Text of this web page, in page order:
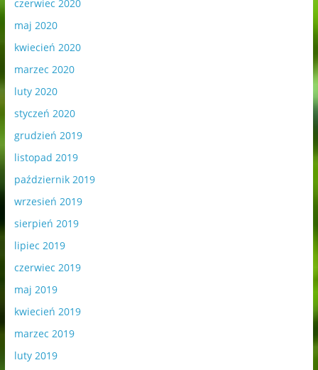
czerwiec 2020
maj 2020
kwiecień 2020
marzec 2020
luty 2020
styczeń 2020
grudzień 2019
listopad 2019
październik 2019
wrzesień 2019
sierpień 2019
lipiec 2019
czerwiec 2019
maj 2019
kwiecień 2019
marzec 2019
luty 2019